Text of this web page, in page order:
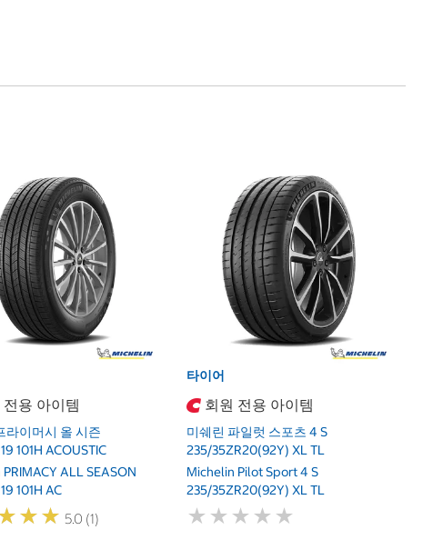
전용 아이템
라이머시 올 시즌
101H ACOUSTIC
ALL SEASON
101H AC
★★
★★ 5.0 (1)
타이어
회원 전용 아이템
미쉐린 파일럿 스포츠 4 S
235/35ZR20(92Y) XL TL
Michelin Pilot Sport 4 S
235/35ZR20(92Y) XL TL
★ ★ ★ ★ ★
★ ★ ★ ★ ★